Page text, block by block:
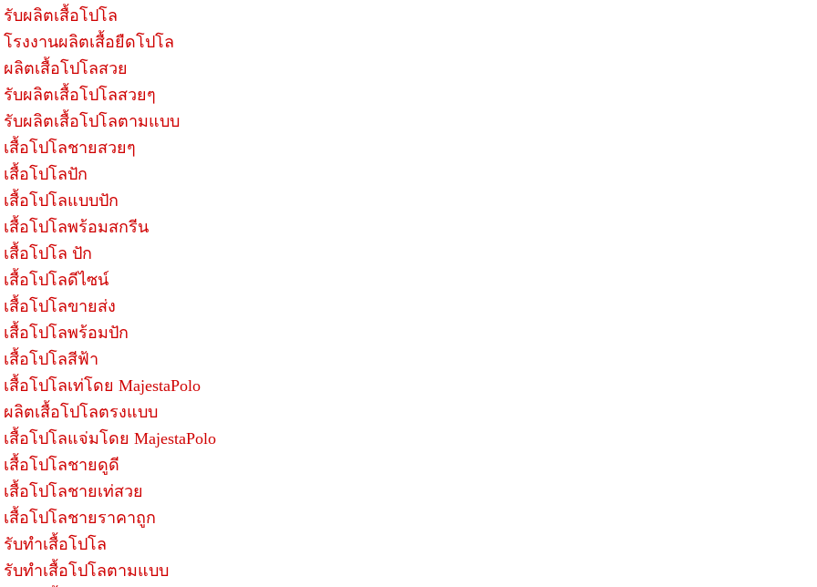
รับผลิตเสื้อโปโล
โรงงานผลิตเสื้อยืดโปโล
ผลิตเสื้อโปโลสวย
รับผลิตเสื้อโปโลสวยๆ
รับผลิตเสื้อโปโลตามแบบ
เสื้อโปโลชายสวยๆ
เสื้อโปโลปัก
เสื้อโปโลแบบปัก
เสื้อโปโลพร้อมสกรีน
เสื้อโปโล ปัก
เสื้อโปโลดีไซน์
เสื้อโปโลขายส่ง
เสื้อโปโลพร้อมปัก
เสื้อโปโลสีฟ้า
เสื้อโปโลเท่โดย MajestaPolo
ผลิตเสื้อโปโลตรงแบบ
เสื้อโปโลแจ่มโดย MajestaPolo
เสื้อโปโลชายดูดี
เสื้อโปโลชายเท่สวย
เสื้อโปโลชายราคาถูก
รับทำเสื้อโปโล
รับทำเสื้อโปโลตามแบบ